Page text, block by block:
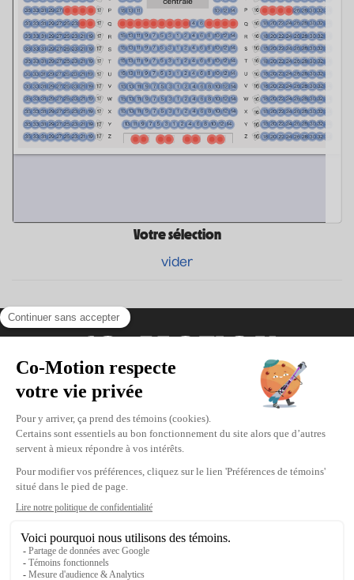
Votre sélection
vider
Coordonnées
475, boul. de l’Avenir, Laval, Québec, H7N
5H9
Téléphone : 1-450-667-2040
Courriel :info@co-motion.ca
À propos de Co-Motion
Nous joindre